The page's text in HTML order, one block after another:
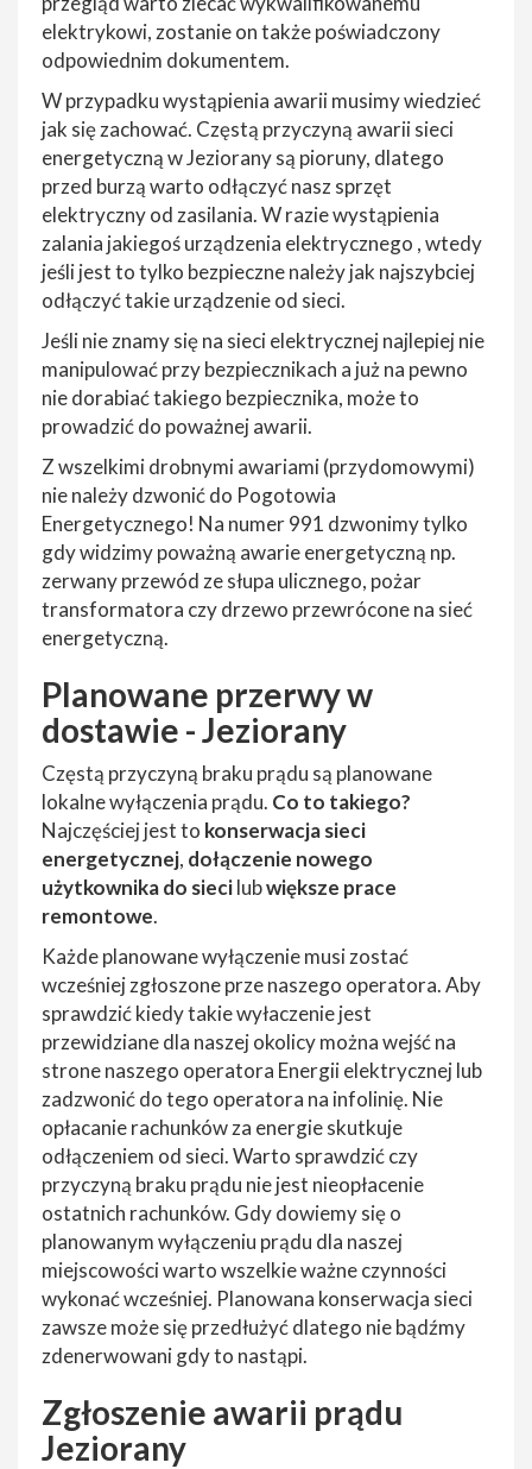
elektrykowi, zostanie on także poświadczony
odpowiednim dokumentem.
W przypadku wystąpienia awarii musimy wiedzieć
jak się zachować. Częstą przyczyną awarii sieci
energetyczną w Jeziorany są pioruny, dlatego
przed burzą warto odłączyć nasz sprzęt
elektryczny od zasilania. W razie wystąpienia
zalania jakiegoś urządzenia elektrycznego , wtedy
jeśli jest to tylko bezpieczne należy jak najszybciej
odłączyć takie urządzenie od sieci.
Jeśli nie znamy się na sieci elektrycznej najlepiej nie
manipulować przy bezpiecznikach a już na pewno
nie dorabiać takiego bezpiecznika, może to
prowadzić do poważnej awarii.
Z wszelkimi drobnymi awariami (przydomowymi)
nie należy dzwonić do Pogotowia
Energetycznego! Na numer 991 dzwonimy tylko
gdy widzimy poważną awarie energetyczną np.
zerwany przewód ze słupa ulicznego, pożar
transformatora czy drzewo przewrócone na sieć
energetyczną.
Planowane przerwy w
dostawie - Jeziorany
Częstą przyczyną braku prądu są planowane
lokalne wyłączenia prądu. Co to takiego?
Najczęściej jest to konserwacja sieci
energetycznej, dołączenie nowego
użytkownika do siecilubwiększe prace
remontowe.
Każde planowane wyłączenie musi zostać
wcześniej zgłoszone prze naszego operatora. Aby
sprawdzić kiedy takie wyłaczenie jest
przewidziane dla naszej okolicy można wejść na
strone naszego operatora Energii elektrycznej lub
zadzwonić do tego operatora na infolinię. Nie
opłacanie rachunków za energie skutkuje
odłączeniem od sieci. Warto sprawdzić czy
przyczyną braku prądu nie jest nieopłacenie
ostatnich rachunków. Gdy dowiemy się o
planowanym wyłączeniu prądu dla naszej
miejscowości warto wszelkie ważne czynności
wykonać wcześniej. Planowana konserwacja sieci
zawsze może się przedłużyć dlatego nie bądźmy
zdenerwowani gdy to nastąpi.
Zgłoszenie awarii prądu
Jeziorany